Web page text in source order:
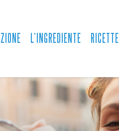
L’INGREDIENTE RICETTE